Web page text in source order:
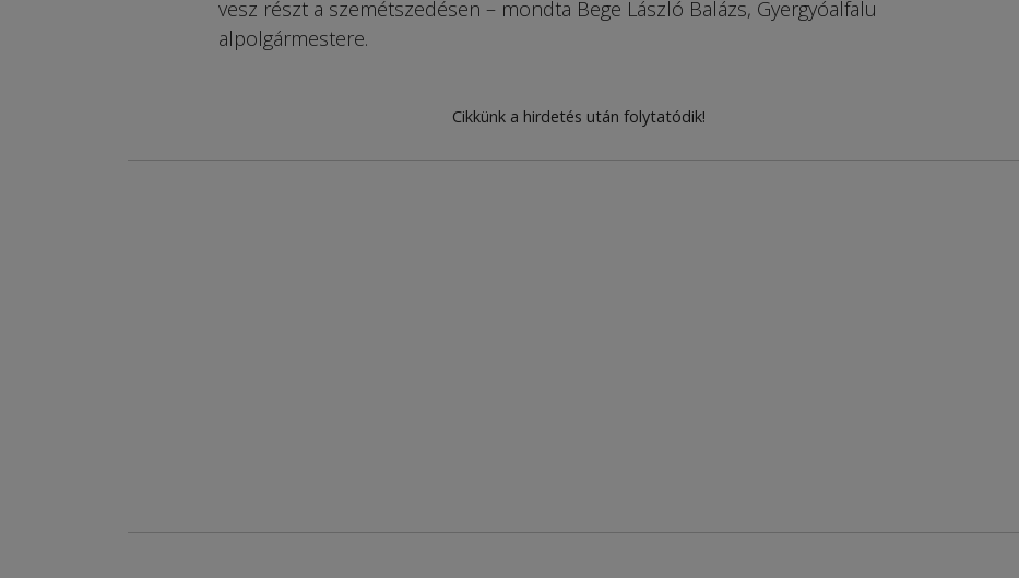
vesz részt a szemétszedésen – mondta Bege László Balázs, Gyergyóalfalu
alpolgármestere.
Cikkünk a hirdetés után folytatódik!